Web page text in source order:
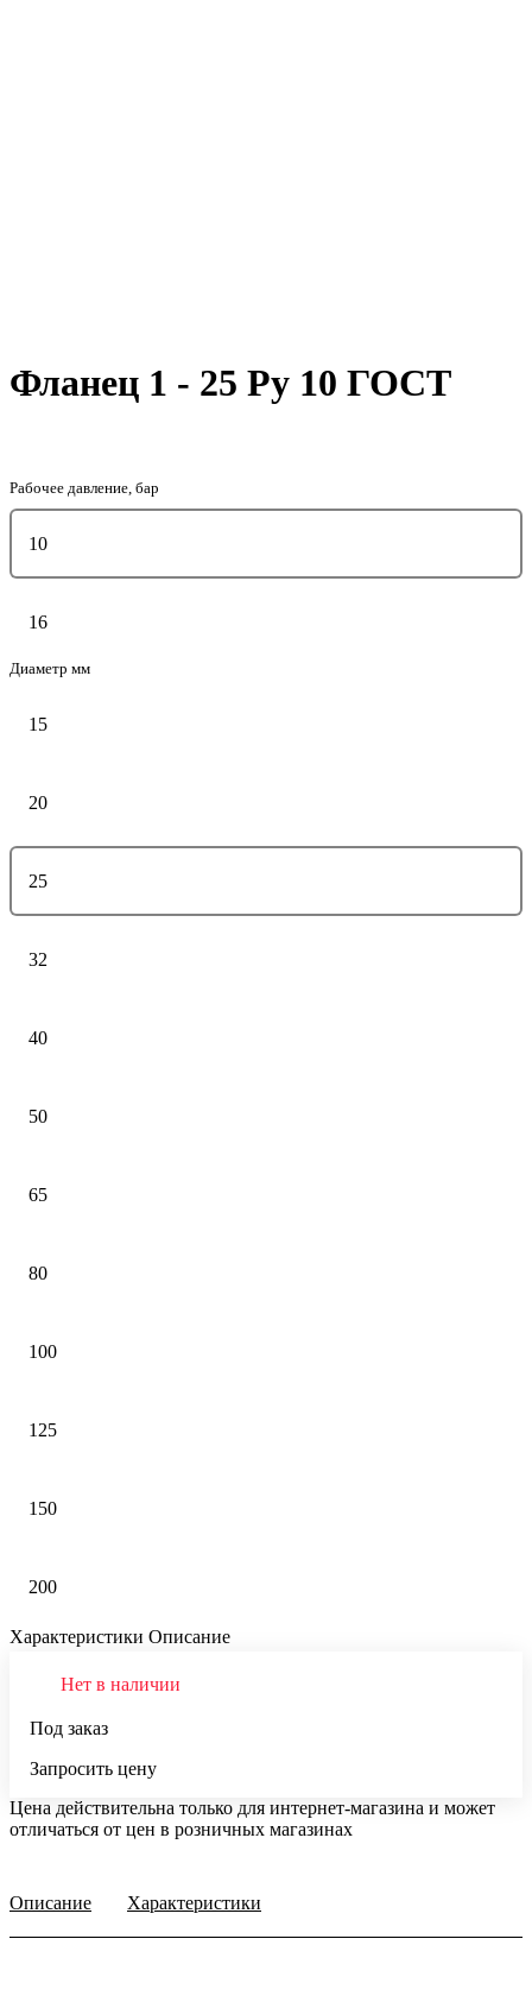
Фланец 1 - 25 Ру 10 ГОСТ
Рабочее давление, бар
10
16
Диаметр мм
15
20
25
32
40
50
65
80
100
125
150
200
Характеристики Описание
Нет в наличии
Под заказ
Запросить цену
Цена действительна только для интернет-магазина и может
отличаться от цен в розничных магазинах
Описание Характеристики